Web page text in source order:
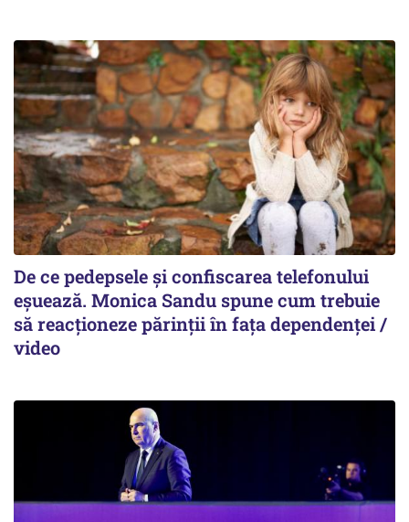
De ce pedepsele și confiscarea telefonului
eșuează. Monica Sandu spune cum trebuie
să reacționeze părinții în fața dependenței /
video